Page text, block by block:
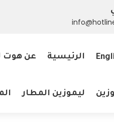
الرئيسية عن هوت
ليموزين المطار